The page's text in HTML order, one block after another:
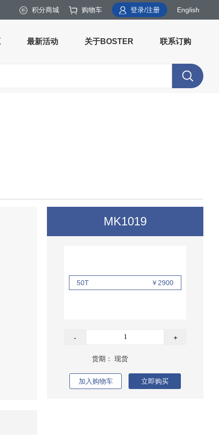
积分商城 购物车 登录/注册 English
最新活动 关于BOSTER 联系订购
MK1019
50T ￥2900
- +
货期： 现货
加入购物车 立即购买